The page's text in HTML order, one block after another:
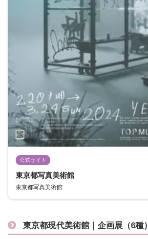
公式サイト
東京都写真美術館
東京都写真美術館
東京都現代美術館｜企画展（6種）